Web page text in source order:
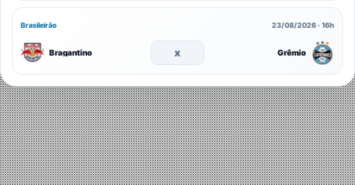
Brasileirão 23/08/2026 · 16h
Bragantino x Grêmio